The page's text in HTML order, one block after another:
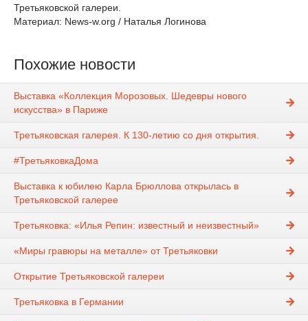
Третьяковской галереи.
Материал: News-w.org / Наталья Логинова
Похожие новости
Выставка «Коллекция Морозовых. Шедевры нового
искусства» в Париже
Третьяковская галерея. К 130-летию со дня открытия.
#ТретьяковкаДома
Выставка к юбилею Карла Брюллова открылась в
Третьяковской галерее
Третьяковка: «Илья Репин: известный и неизвестный»
«Миры гравюры на металле» от Третьяковки
Открытие Третьяковской галереи
Третьяковка в Германии